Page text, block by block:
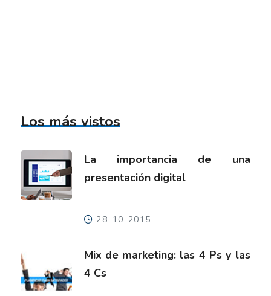
Los más vistos
La importancia de una
presentación digital
28-10-2015
Mix de marketing: las 4 Ps y las
4 Cs